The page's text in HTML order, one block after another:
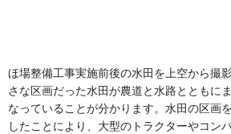
ほ場整備工事実施前後の水田を上空から撮
さな区画だった水田が農道と水路とともに
なっていることが分かります。水田の区画
したことにより、大型のトラクターやコン